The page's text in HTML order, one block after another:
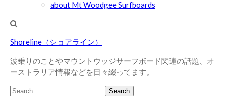
about Mt Woodgee Surfboards
Shoreline（ショアライン）
波乗りのことやマウントウッジサーフボード関連の話題、オ
ーストラリア情報などを日々綴ってます。
Search